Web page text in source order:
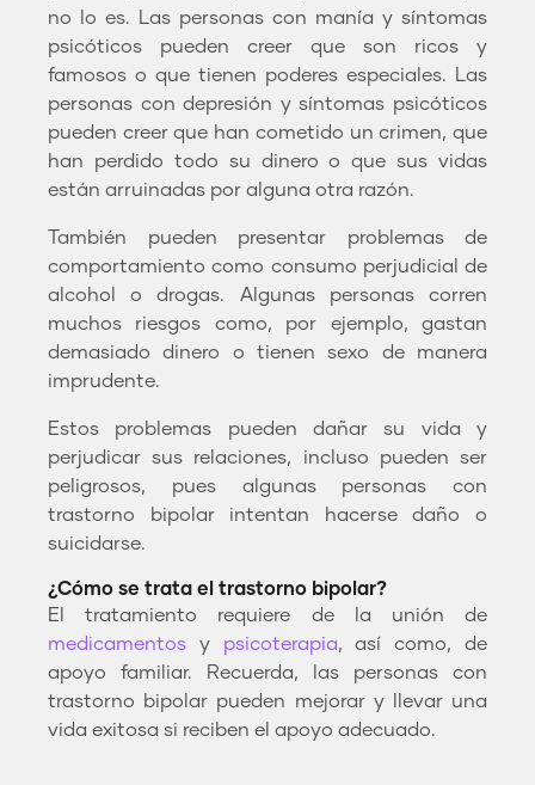
no lo es. Las personas con manía y síntomas
psicóticos pueden creer que son ricos y
famosos o que tienen poderes especiales. Las
personas con depresión y síntomas psicóticos
pueden creer que han cometido un crimen, que
han perdido todo su dinero o que sus vidas
están arruinadas por alguna otra razón.
También pueden presentar problemas de
comportamiento como consumo perjudicial de
alcohol o drogas. Algunas personas corren
muchos riesgos como, por ejemplo, gastan
demasiado dinero o tienen sexo de manera
imprudente.
Estos problemas pueden dañar su vida y
perjudicar sus relaciones, incluso pueden ser
peligrosos, pues algunas personas con
trastorno bipolar intentan hacerse daño o
suicidarse.
¿Cómo se trata el trastorno bipolar?
El tratamiento requiere de la unión de
medicamentos y psicoterapia, así como, de
apoyo familiar. Recuerda, las personas con
trastorno bipolar pueden mejorar y llevar una
vida exitosa si reciben el apoyo adecuado.